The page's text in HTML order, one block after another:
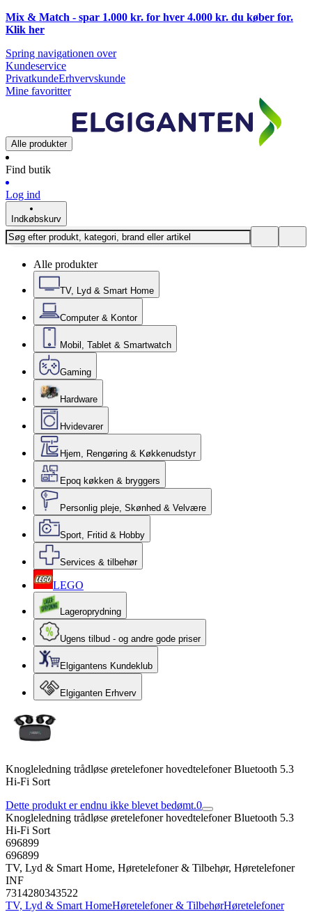
Mix & Match - spar 1.000 kr. for hver 4.000 kr. du køber for.
Klik her
Spring navigationen over
Kundeservice
PrivatkundeErhvervskunde
Mine favoritter
Alle produkter
Find butik
Log ind
Indkøbskurv
Alle produkter
TV, Lyd & Smart Home
Computer & Kontor
Mobil, Tablet & Smartwatch
Gaming
Hardware
Hvidevarer
Hjem, Rengøring & Køkkenudstyr
Epoq køkken & bryggers
Personlig pleje, Skønhed & Velvære
Sport, Fritid & Hobby
Services & tilbehør
LEGO
Lageroprydning
Ugens tilbud - og andre gode priser
Elgigantens Kundeklub
Elgiganten Erhverv
Knogleledning trådløse øretelefoner hovedtelefoner Bluetooth 5.3
Hi-Fi Sort
Dette produkt er endnu ikke blevet bedømt.0
Knogleledning trådløse øretelefoner hovedtelefoner Bluetooth 5.3
Hi-Fi Sort
696899
696899
TV, Lyd & Smart Home, Høretelefoner & Tilbehør, Høretelefoner
INF
7314280343522
TV, Lyd & Smart HomeHøretelefoner & TilbehørHøretelefoner